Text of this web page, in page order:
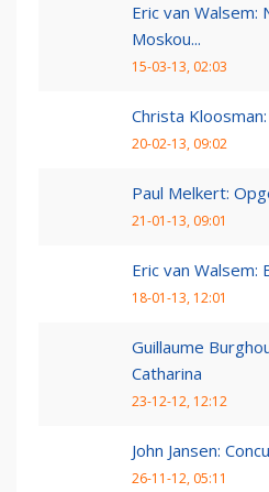
Eric van Walsem:
Moskou...
15-03-13, 02:03
Christa
20-02-13, 09:02
Paul Melkert:
21-01-13, 09:01
Eric van
18-01-13, 12:01
Guillaume
Catharina
23-12-12, 12:12
John Jansen:
26-11-12, 05:11